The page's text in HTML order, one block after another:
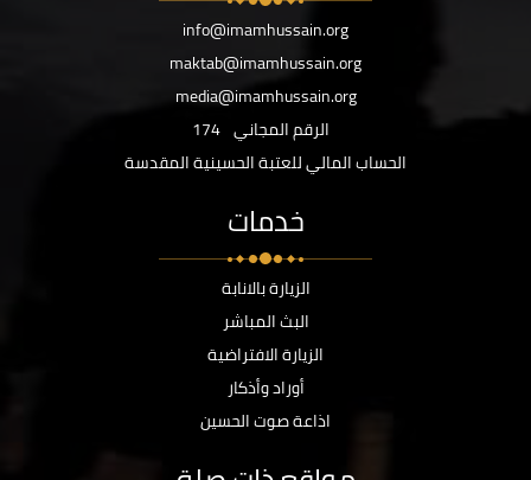
info@imamhussain.org
maktab@imamhussain.org
media@imamhussain.org
الرقم المجاني 174
الحساب المالي للعتبة الحسينية المقدسة
خدمات
الزيارة بالانابة
البث المباشر
الزيارة الافتراضية
أوراد وأذكار
اذاعة صوت الحسين